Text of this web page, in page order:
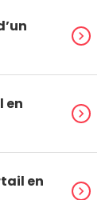
chevron_right
en
chevron_right
en
chevron_right